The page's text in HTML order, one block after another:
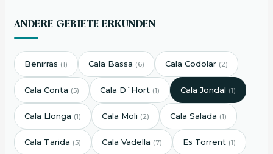
ANDERE GEBIETE ERKUNDEN
Benirras (1) Cala Bassa (6) Cala Codolar (2)
Cala Conta (5) Cala D´Hort (1) Cala Jondal (1)
Cala Llonga (1) Cala Moli (2) Cala Salada (1)
Cala Tarida (5) Cala Vadella (7) Es Torrent (1)